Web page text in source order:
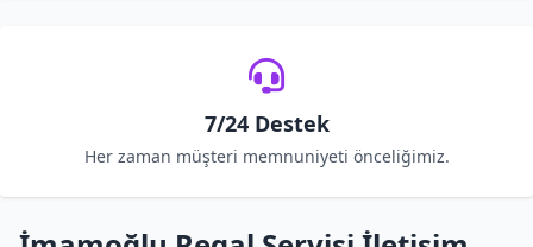
7/24 Destek
Her zaman müşteri memnuniyeti önceliğimiz.